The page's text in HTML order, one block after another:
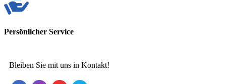
Persönlicher Service
Bleiben Sie mit uns in Kontakt!